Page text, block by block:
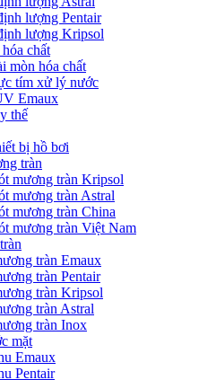
lượng Pentair
lượng Kripsol
chất
mòn hóa chất
tím xử lý nước
Emaux
thế
bị hồ bơi
tràn
mương tràn Kripsol
mương tràn Astral
mương tràn China
mương tràn Việt Nam
tràn Emaux
tràn Pentair
tràn Kripsol
tràn Astral
tràn Inox
mặt
Emaux
Pentair